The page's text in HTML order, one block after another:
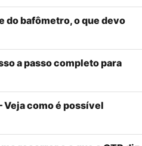
do bafômetro, o que devo
a passo completo para
Veja como é possível